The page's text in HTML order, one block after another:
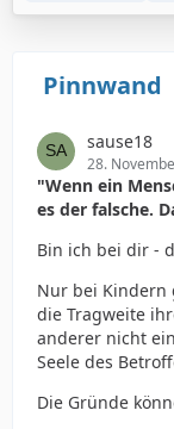
Pinnwand
sause18
28.
"Wenn ein
es der falsche.
Bin ich bei dir -
Nur bei Kindern
die Tragweite
anderer nicht
Seele des
Die Gründe